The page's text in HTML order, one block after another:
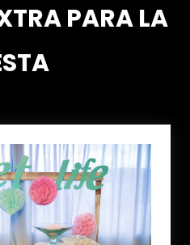
PARA LA